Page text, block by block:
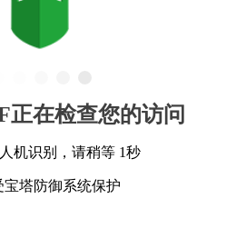
正在检查您的访问
机识别，请稍等 1秒
宝塔防御系统保护